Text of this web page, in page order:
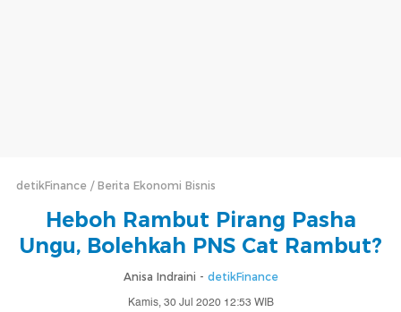
detikFinance Berita Ekonomi Bisnis
Heboh Rambut Pirang Pasha
Ungu, Bolehkah PNS Cat Rambut?
Anisa Indraini - detikFinance
Kamis, 30 Jul 2020 12:53 WIB